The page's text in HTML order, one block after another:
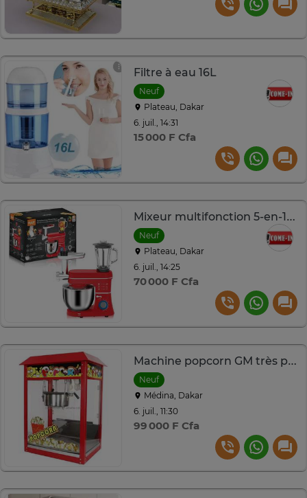
Filtre à eau 16L
Neuf
Plateau, Dakar
6. juil., 14:31
15 000 F Cfa
Mixeur multifonction 5-en-1 RAF
Neuf
Plateau, Dakar
6. juil., 14:25
70 000 F Cfa
Machine popcorn GM très pratique
Neuf
Médina, Dakar
6. juil., 11:30
99 000 F Cfa